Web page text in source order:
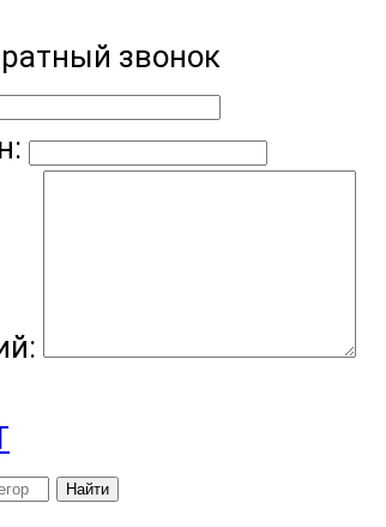
звонок
Найти